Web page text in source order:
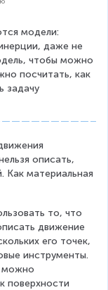
модели:
даже не
чтобы можно
посчитать, как
задачу
описать,
Как материальная
то, что
движение
его точек,
инструменты.
можно
поверхности